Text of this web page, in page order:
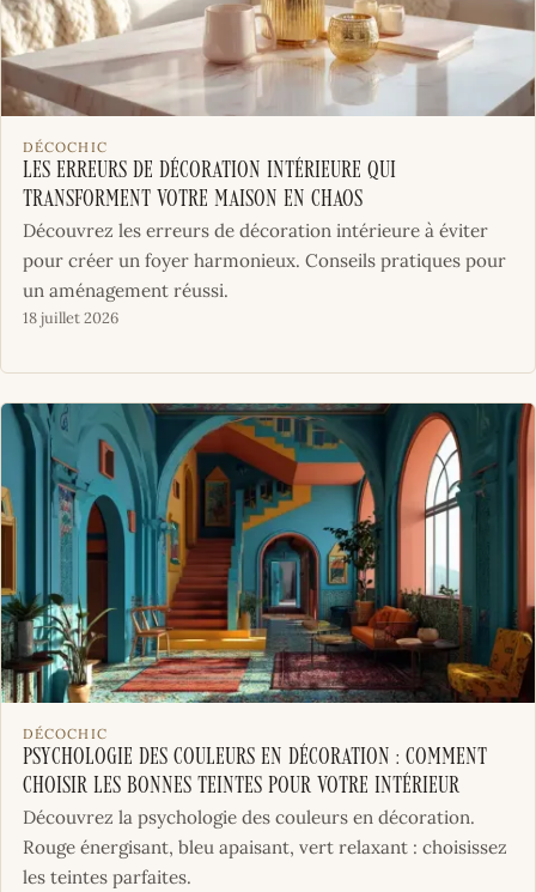
DÉCOCHIC
Les erreurs de décoration intérieure qui
transforment votre maison en chaos
Découvrez les erreurs de décoration intérieure à éviter
pour créer un foyer harmonieux. Conseils pratiques pour
un aménagement réussi.
18 juillet 2026
DÉCOCHIC
Psychologie des couleurs en décoration : comment
choisir les bonnes teintes pour votre intérieur
Découvrez la psychologie des couleurs en décoration.
Rouge énergisant, bleu apaisant, vert relaxant : choisissez
les teintes parfaites.